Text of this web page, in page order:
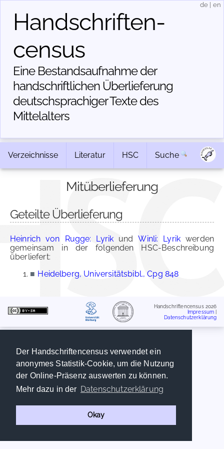
Der Handschriftencensus verwendet ein
anonymes Statistik-Cookie, um die Nutzung
der Online-Präsenz auswerten zu können.
Mehr dazu in der Datenschutzerklärung
Okay
Handschriften­
census
Eine Bestandsaufnahme der
handschriftlichen Über­lieferung
deutschsprachiger Texte des
Mittelalters
de en
Verzeichnisse Literatur HSC Suche
Mitüberlieferung
Geteilte Überlieferung
Heinrich von Rugge: Lyrik undWinli: Lyrik werden
gemeinsam in der folgenden HSC-Beschreibung
überliefert:
■ Heidelberg, Universitätsbibl., Cpg 848
Handschriftencensus 2026
Impressum
Datenschutzerklärung